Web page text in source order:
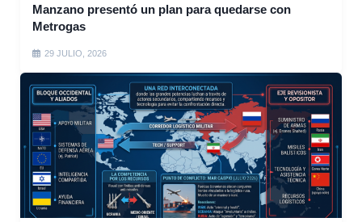
Manzano presentó un plan para quedarse con
Metrogas
29 JULIO, 2026